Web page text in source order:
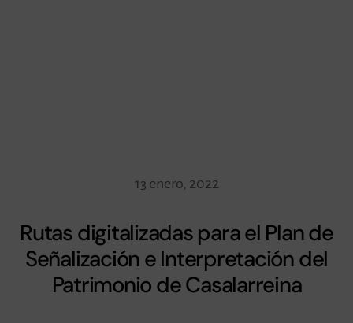
13 enero, 2022
Rutas digitalizadas para el Plan de
Señalización e Interpretación del
Patrimonio de Casalarreina